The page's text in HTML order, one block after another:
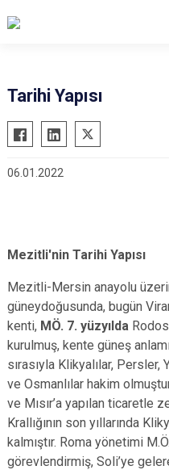
Anamur
Aydıncık
Bozyazı
Gülnar
Tarihi Yapısı
06.01.2022
Mezitli'nin Tarihi Yapısı
Mezitli-Mersin anayolu
güneydoğusunda, bugün
kenti, MÖ. 7. yüzyılda
kurulmuş, kente güneş
sırasıyla Klikyalılar, Persler,
ve Osmanlılar hakim
ve Mısır’a yapılan ticaretle
Krallığının son yıllarında
kalmıştır. Roma yönetimi
görevlendirmiş, Soli’ye